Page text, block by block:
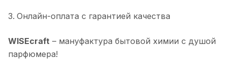
Онлайн-оплата с гарантией качества
WISEcraft – мануфактура бытовой химии с душой
парфюмера!